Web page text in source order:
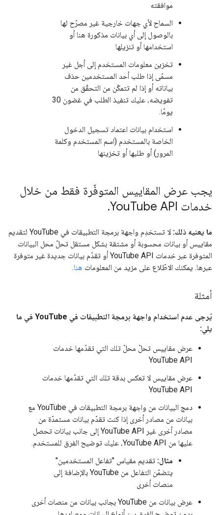
موافقته
السماح لأي جهات خارجية غير مصرّح لها
بالوصول إلى أي بيانات مذكورة هنا أو
استخدامها أو تنزيلها
تخزين معلومات المستخدم إلى أجل غير
مسمّى إذا طلب أحد المستخدمين حذف
بياناته أو إذا لم تتمكّن من التحقّق من
تفويضه، عليك تنفيذ الطلب في غضون 30
يومًا.
استخدام بيانات اعتماد تسجيل الدخول
الخاصة بالمستخدم (اسم المستخدم وكلمة
المرور) أو طلبها أو تخزينها
يجب عرض المقاييس المتوفّرة فقط من خلال
خدمات You Tube API
.
ما يعنيه ذلك:
لا تستخدِم واجهة برمجة التطبيقات في YouTube لتقديم
مقاييس أو بيانات محسوبة أو مشتقة بشكل مستقل تحلّ محل البيانات
المتوفرة عبر خدمات YouTube API أو تقدّم بيانات جديدة غير متوفرة
عبرها. يمكنك الاطّلاع على مزيد من المعلومات هنا.
أمثلة
يُرجى عدم استخدام واجهة برمجة التطبيقات في YouTube في ما
يلي:
عرض مقاييس تحلّ محلّ تلك التي تقدّمها خدمات
YouTube API
عرض مقاييس لا تعكس بدقة تلك التي تقدّمها خدمات
YouTube API
دمج البيانات من واجهة برمجة التطبيقات في YouTube مع
بيانات من مصادر أخرى إذا كنت تقدّم بيانات مستمدّة من
مصادر أخرى غير YouTube API إلى جانب بيانات تحصل
عليها من YouTube API، عليك توضيح الفرق للمستخدم.
مثال: تقديم مقياس "تفاعل المستخدمين"
يتضمّن التفاعل من YouTube بالإضافة إلى
منصات أخرى
عرض بيانات من YouTube بجانب بيانات من منصات أخرى